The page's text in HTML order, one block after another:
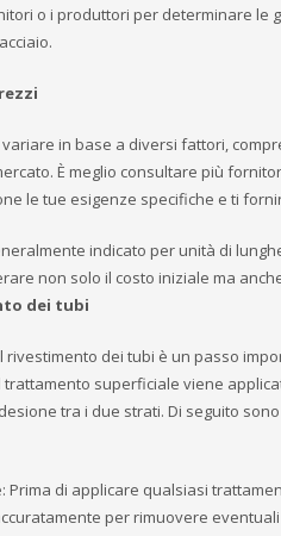
o i produttori per determinare
in base a diversi fattori,
È meglio consultare più
le tue esigenze specifiche e ti
indicato per unità di
non solo il costo iniziale ma
dei tubi
dei tubi è un passo
superficiale viene
tra i due strati. Di seguito
Prima di applicare qualsiasi
per rimuovere